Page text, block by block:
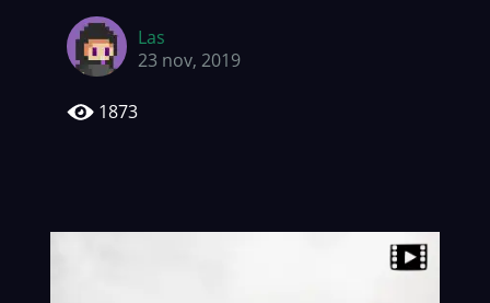
Las
23 nov, 2019
1873